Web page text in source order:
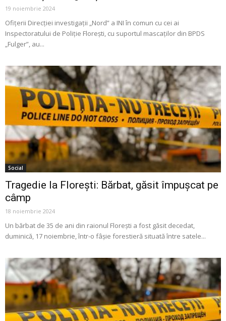
19 noiembrie 2024
Ofițerii Direcției investigații „Nord” a INI în comun cu cei ai
Inspectoratului de Poliție Florești, cu suportul mascaților din BPDS
„Fulger”, au...
Social
Tragedie la Florești: Bărbat, găsit împușcat pe
câmp
18 noiembrie 2024
Un bărbat de 35 de ani din raionul Florești a fost găsit decedat,
duminică, 17 noiembrie, într-o fâșie forestieră situată între satele...